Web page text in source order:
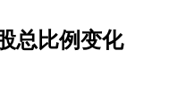
总比例变化